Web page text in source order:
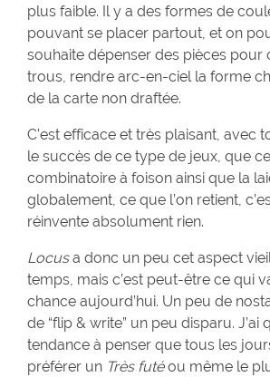
plus faible. Il y a des formes de
pouvant se placer partout, et on
souhaite dépenser des pièces pour
trous, rendre arc-en-ciel la forme
de la carte non draftée.
C’est efficace et très plaisant, avec
le succès de ce type de jeux, que
combinatoire à foison ainsi que la
globalement, ce que l’on retient,
réinvente absolument rien.
Locusa donc un peu cet aspect
temps, mais c’est peut-être ce qui
chance aujourd’hui. Un peu de
de “flip & write” un peu disparu. J’ai
tendance à penser que tous les
préférer un Très futéou même le